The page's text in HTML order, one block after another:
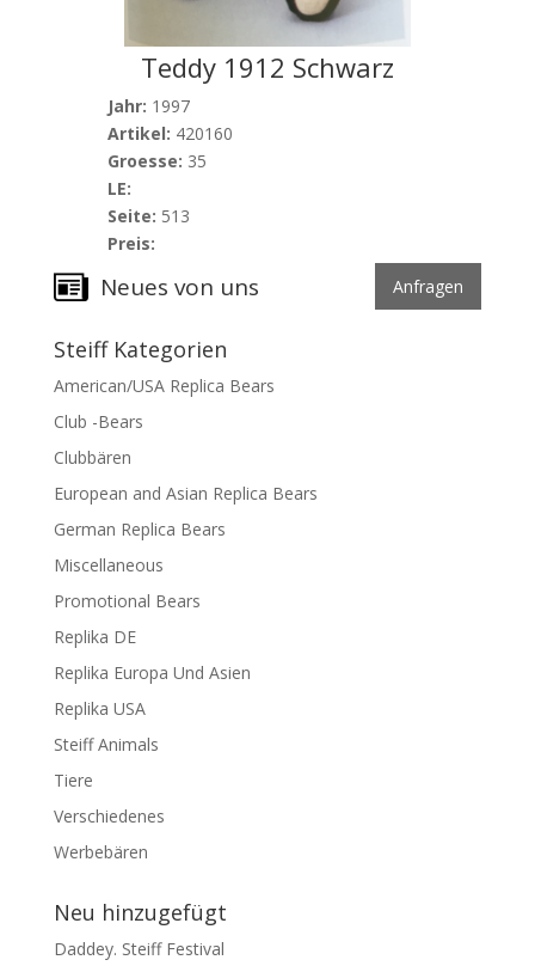
Teddy 1912 Schwarz
Jahr: 1997
Artikel: 420160
Groesse: 35
LE:
Seite: 513
Preis:
Anfragen
Neues von uns
Steiff Kategorien
American/USA Replica Bears
Club -Bears
Clubbären
European and Asian Replica Bears
German Replica Bears
Miscellaneous
Promotional Bears
Replika DE
Replika Europa Und Asien
Replika USA
Steiff Animals
Tiere
Verschiedenes
Werbebären
Neu hinzugefügt
Daddey. Steiff Festival